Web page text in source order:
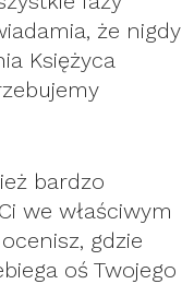
że nigdy
Księżyca
bardzo
we właściwym
gdzie
oś Twojego